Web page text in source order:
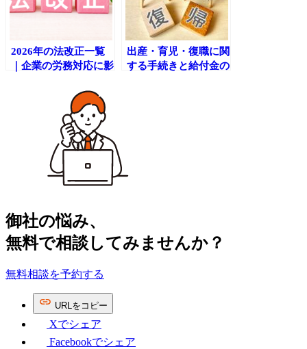
2026年の法改正一覧
｜企業の労務対応に影
出産・育児・復職に関
する手続きと給付金の
御社の​悩み、
無料で​相談してみませんか？
無料相談を予約する
URLを コピー
Xでシェア
Facebookでシェア